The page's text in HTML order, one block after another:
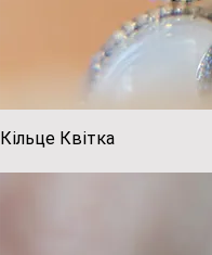
Кільце Квітка